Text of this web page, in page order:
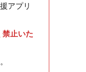
アプリ
止いた